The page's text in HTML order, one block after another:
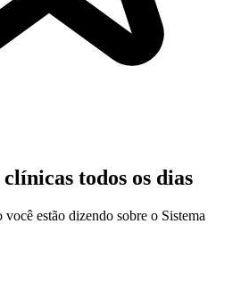
clínicas todos os dias
estão dizendo sobre o Sistema